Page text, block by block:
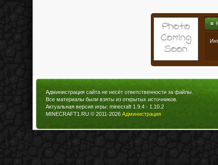
Администрация сайта не несёт ответственности за файлы.
Все материалы были взяты из открытых источников.
Актуальная версия игры: minecraft 1.9.4 - 1.10.2
MINECRAFT1.RU © 2011-2026 Администрация